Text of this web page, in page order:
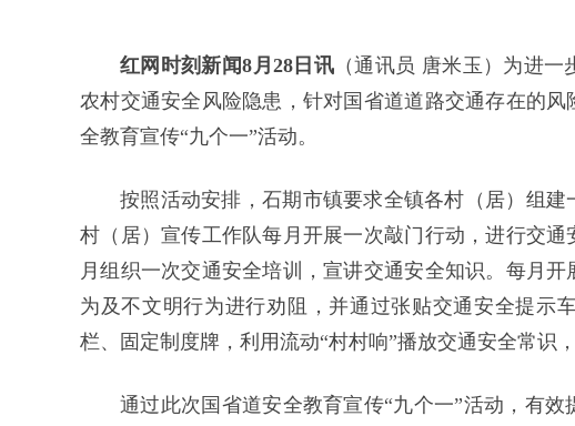
红网时刻新闻8月28日讯 （通讯员 唐米玉）为进
农村交通安全风险隐患，针对国省道道路交通存在的
全教育宣传“九个一”活动。
按照活动安排，石期市镇要求全镇各村（居）组
村（居）宣传工作队每月开展一次敲门行动，进行交
月组织一次交通安全培训，宣讲交通安全知识。每月
为及不文明行为进行劝阻，并通过张贴交通安全提示
栏、固定制度牌，利用流动“村村响”播放交通安全常识
通过此次国省道安全教育宣传“九个一”活动，有